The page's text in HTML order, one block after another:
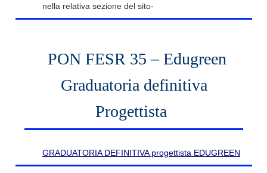
nella relativa sezione del sito-
PON FESR 35 – Edugreen
Graduatoria definitiva
Progettista
GRADUATORIA DEFINITIVA progettista EDUGREEN